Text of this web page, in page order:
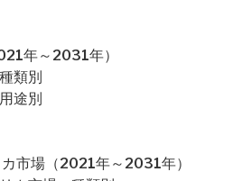
年～2031年）
類別
途別
市場（2021年～2031年）